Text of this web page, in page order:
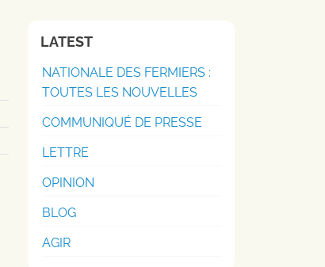
LATEST
NATIONALE DES FERMIERS :
TOUTES LES NOUVELLES
COMMUNIQUÉ DE PRESSE
LETTRE
OPINION
BLOG
AGIR